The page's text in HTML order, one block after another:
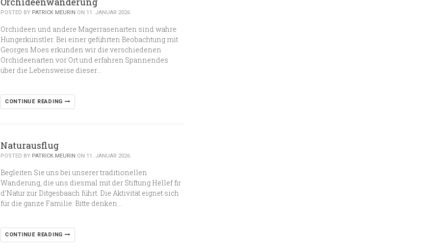
POSTED BY PATRICK MEURIN ON 11. JANUAR 2026
Orchideen und andere Magerrasenarten sind wahre
Hungerkünstler. Bei einer geführten Beobachtung mit
Georges Moes erkunden wir die verschiedenen
Orchideenarten vor Ort und erfahren Spannendes
über die Lebensweise dieser…
CONTINUE READING
Naturausflug
POSTED BY PATRICK MEURIN ON 11. JANUAR 2026
Begleiten Sie uns bei unserer traditionellen
Wanderung, die uns diesmal mit der Stiftung Hëllef fir
d’Natur zur Ditgesbaach führt. Die Aktivität eignet sich
für die ganze Familie. Bitte denken…
CONTINUE READING